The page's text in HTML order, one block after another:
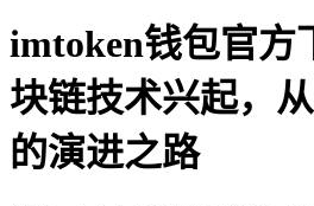
imtoken钱包官方
块链技术兴起，
的演进之路